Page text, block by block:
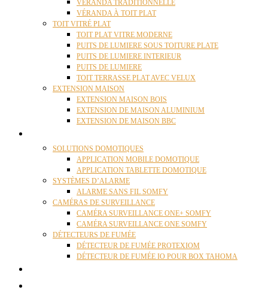
VÉRANDA TRADITIONNELLE
VÉRANDA À TOIT PLAT
TOIT VITRÉ PLAT
TOIT PLAT VITRE MODERNE
PUITS DE LUMIERE SOUS TOITURE PLATE
PUITS DE LUMIERE INTERIEUR
PUITS DE LUMIERE
TOIT TERRASSE PLAT AVEC VELUX
EXTENSION MAISON
EXTENSION MAISON BOIS
EXTENSION DE MAISON ALUMINIUM
EXTENSION DE MAISON BBC
SOLUTIONS DOMOTIQUES
APPLICATION MOBILE DOMOTIQUE
APPLICATION TABLETTE DOMOTIQUE
SYSTÈMES D’ALARME
ALARME SANS FIL SOMFY
CAMÉRAS DE SURVEILLANCE
CAMÉRA SURVEILLANCE ONE+ SOMFY
CAMÉRA SURVEILLANCE ONE SOMFY
DÉTECTEURS DE FUMÉE
DÉTECTEUR DE FUMÉE PROTEXIOM
DÉTECTEUR DE FUMÉE IO POUR BOX TAHOMA